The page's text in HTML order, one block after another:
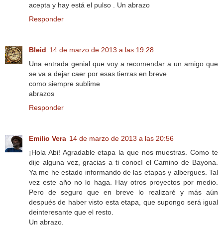
acepta y hay está el pulso . Un abrazo
Responder
Bleid 14 de marzo de 2013 a las 19:28
Una entrada genial que voy a recomendar a un amigo que
se va a dejar caer por esas tierras en breve
como siempre sublime
abrazos
Responder
Emilio Vera 14 de marzo de 2013 a las 20:56
¡Hola Abi! Agradable etapa la que nos muestras. Como te
dije alguna vez, gracias a ti conocí el Camino de Bayona.
Ya me he estado informando de las etapas y albergues. Tal
vez este año no lo haga. Hay otros proyectos por medio.
Pero de seguro que en breve lo realizaré y más aún
después de haber visto esta etapa, que supongo será igual
deinteresante que el resto.
Un abrazo.